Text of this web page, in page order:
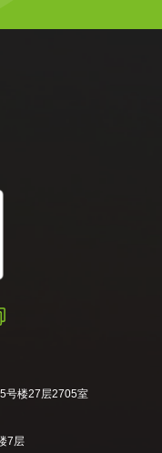
号楼27层2705室
7层